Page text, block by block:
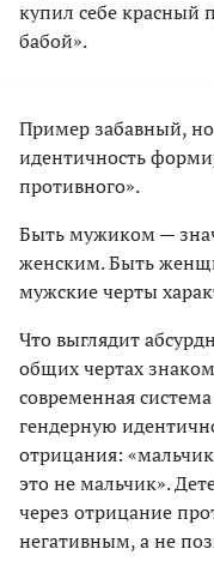
купил себе красный
бабой».
Пример забавный,
идентичность
противного».
Быть мужиком —
женским. Быть
мужские черты
Что выглядит
общих чертах
современная
гендерную
отрицания:
это не мальчик».
через отрицание
негативным, а не